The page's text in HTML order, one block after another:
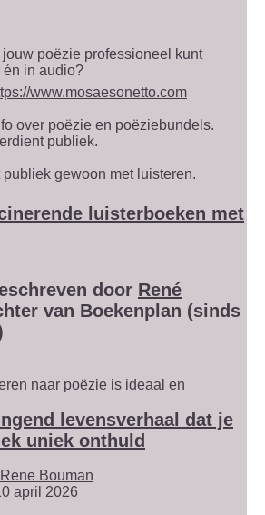
poëzie professioneel kunt
én in audio?
www.mosaesonetto.com
over poëzie en poëziebundels.
publiek.
gewoon met luisteren.
luisterboeken met
door René
van Boekenplan (sinds
naar poëzie is ideaal en
levensverhaal dat je
uniek onthuld
Rene Bouman
april 2026